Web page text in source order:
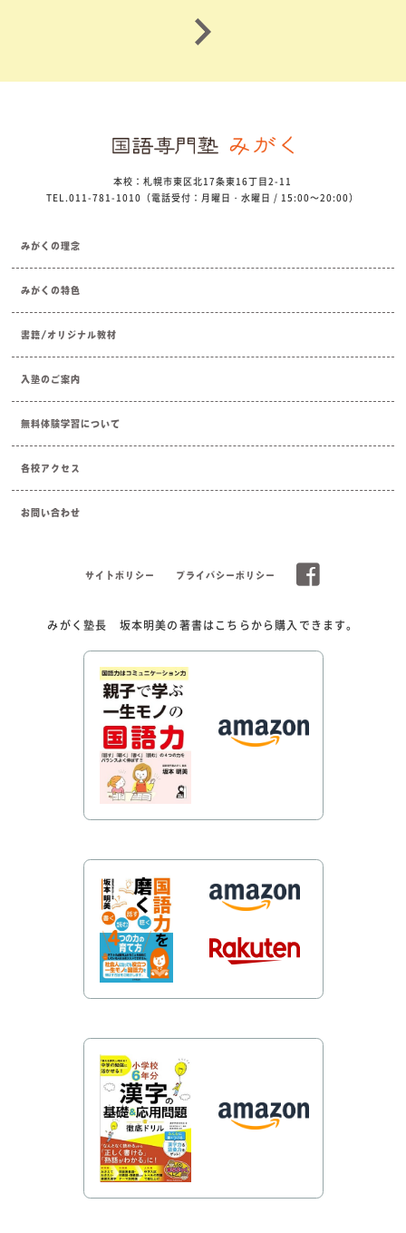
本校：札幌市東区北17条東16丁目2-11
TEL.011-781-1010（電話受付：月曜日・水曜日 / 15:00～20:00）
みがくの理念
みがくの特色
書籍/オリジナル教材
入塾のご案内
無料体験学習について
各校アクセス
お問い合わせ
サイトポリシー プライバシーポリシー
みがく塾長 坂本明美の著書はこちらから購入できます。